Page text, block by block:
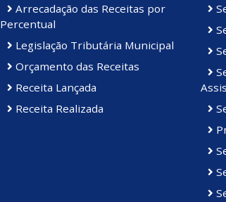
Arrecadação das Receitas por
Percentual
Legislação Tributária Municipal
Orçamento das Receitas
Receita Lançada
Receita Realizada